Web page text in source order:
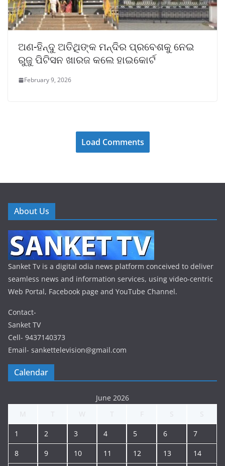
ଅଣ-ହିନ୍ଦୁ ଅତିଥିଙ୍କ ମନ୍ଦିର ପ୍ରବେଶକୁ ନେଇ
ରୁଜୁ ପିଟିସନ ଖାରଜ କଲେ ହାଇକୋର୍ଟ
February 9, 2026
Load Comments
About Us
Sanket Tv is a digital odia news platform conceived to deliver
seamless news and information services, using video-centric
Web Portal, Facebook page and YouTube Channel.
Contact-
Sanket TV
Cell- 9437140373
Email- sankettelevision@gmail.com
Calendar
June 2026
1 2 3 4 5 6 7
8 9 10 11 12 13 14